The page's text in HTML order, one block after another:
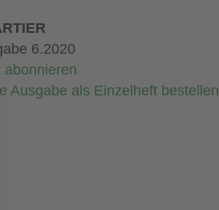
6.2020
abonnieren
Ausgabe als Einzelheft bestellen